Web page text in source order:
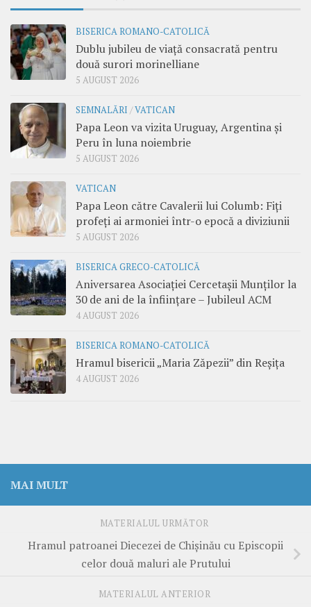
BISERICA ROMANO-CATOLICĂ
Dublu jubileu de viață consacrată pentru
două surori morinelliane
5 AUGUST 2026
SEMNALĂRI /VATICAN
Papa Leon va vizita Uruguay, Argentina și
Peru în luna noiembrie
5 AUGUST 2026
VATICAN
Papa Leon către Cavalerii lui Columb: Fiți
profeți ai armoniei într-o epocă a diviziunii
5 AUGUST 2026
BISERICA GRECO-CATOLICĂ
Aniversarea Asociației Cercetașii Munților la
30 de ani de la înființare – Jubileul ACM
4 AUGUST 2026
BISERICA ROMANO-CATOLICĂ
Hramul bisericii „Maria Zăpezii” din Reșița
4 AUGUST 2026
MAI MULT
MATERIALUL URMĂTOR
Hramul patroanei Diecezei de Chișinău cu Episcopii
celor două maluri ale Prutului
MATERIALUL ANTERIOR